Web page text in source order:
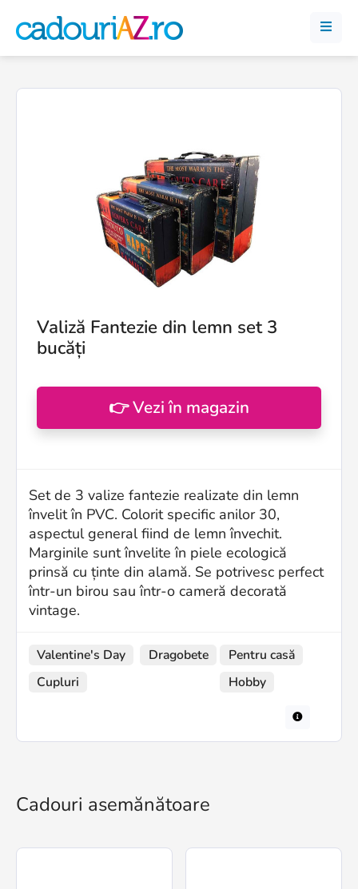
Valiză Fantezie din lemn set 3
bucăți
👉 Vezi în magazin
Set de 3 valize fantezie realizate din lemn
învelit în PVC. Colorit specific anilor 30,
aspectul general fiind de lemn învechit.
Marginile sunt învelite în piele ecologică
prinsă cu ținte din alamă. Se potrivesc perfect
într-un birou sau într-o cameră decorată
vintage.
Valentine's Day
Dragobete
Cupluri
Pentru casă
Hobby
Cadouri asemănătoare